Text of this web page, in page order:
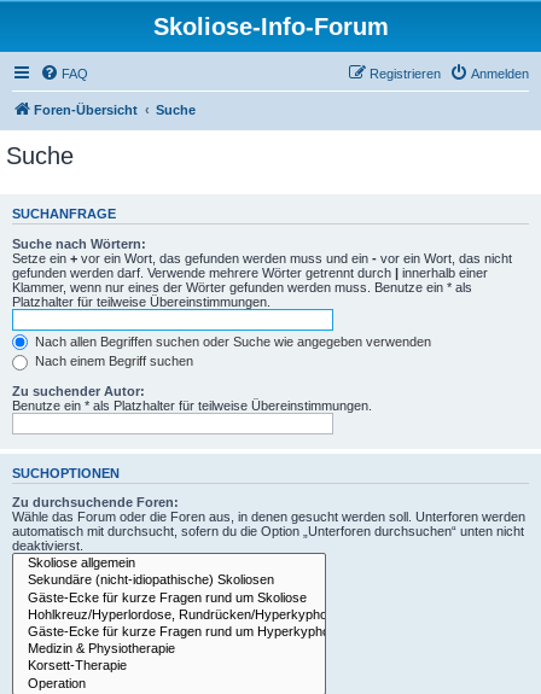
Skoliose-Info-Forum
FAQ Anmelden
Registrieren
Foren-Übersicht Suche
Suche
SUCHANFRAGE
Suche nach Wörtern:
Setze ein + vor ein Wort, das gefunden werden muss und ein - vor ein Wort, das nicht
gefunden werden darf. Verwende mehrere Wörter getrennt durch | innerhalb einer
Klammer, wenn nur eines der Wörter gefunden werden muss. Benutze ein * als
Platzhalter für teilweise Übereinstimmungen.
Nach allen Begriffen suchen oder Suche wie angegeben verwenden
Nach einem Begriff suchen
Zu suchender Autor:
Benutze ein * als Platzhalter für teilweise Übereinstimmungen.
SUCHOPTIONEN
Zu durchsuchende Foren:
Wähle das Forum oder die Foren aus, in denen gesucht werden soll. Unterforen werden
automatisch mit durchsucht, sofern du die Option „Unterforen durchsuchen“ unten nicht
deaktivierst.